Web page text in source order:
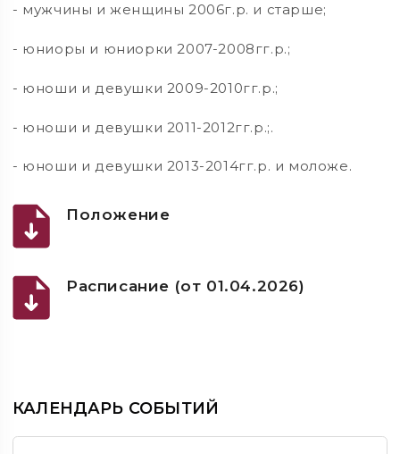
- мужчины и женщины 2006г.р. и старше;
- юниоры и юниорки 2007-2008гг.р.;
- юноши и девушки 2009-2010гг.р.;
- юноши и девушки 2011-2012гг.р.;.
- юноши и девушки 2013-2014гг.р. и моложе.
Положение
Расписание (от 01.04.2026)
КАЛЕНДАРЬ СОБЫТИЙ